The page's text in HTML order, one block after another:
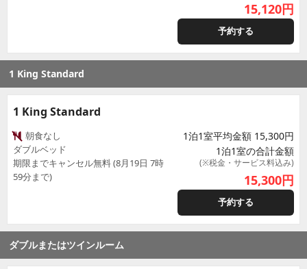
15,120円
予約する
1 King Standard
1 King Standard
朝食なし
ダブルベッド
期限までキャンセル無料 (8月19日 7時
59分まで)
1泊1室平均金額 15,300円
1泊1室の合計金額
(※税金・サービス料込み)
15,300円
予約する
ダブルまたはツインルーム